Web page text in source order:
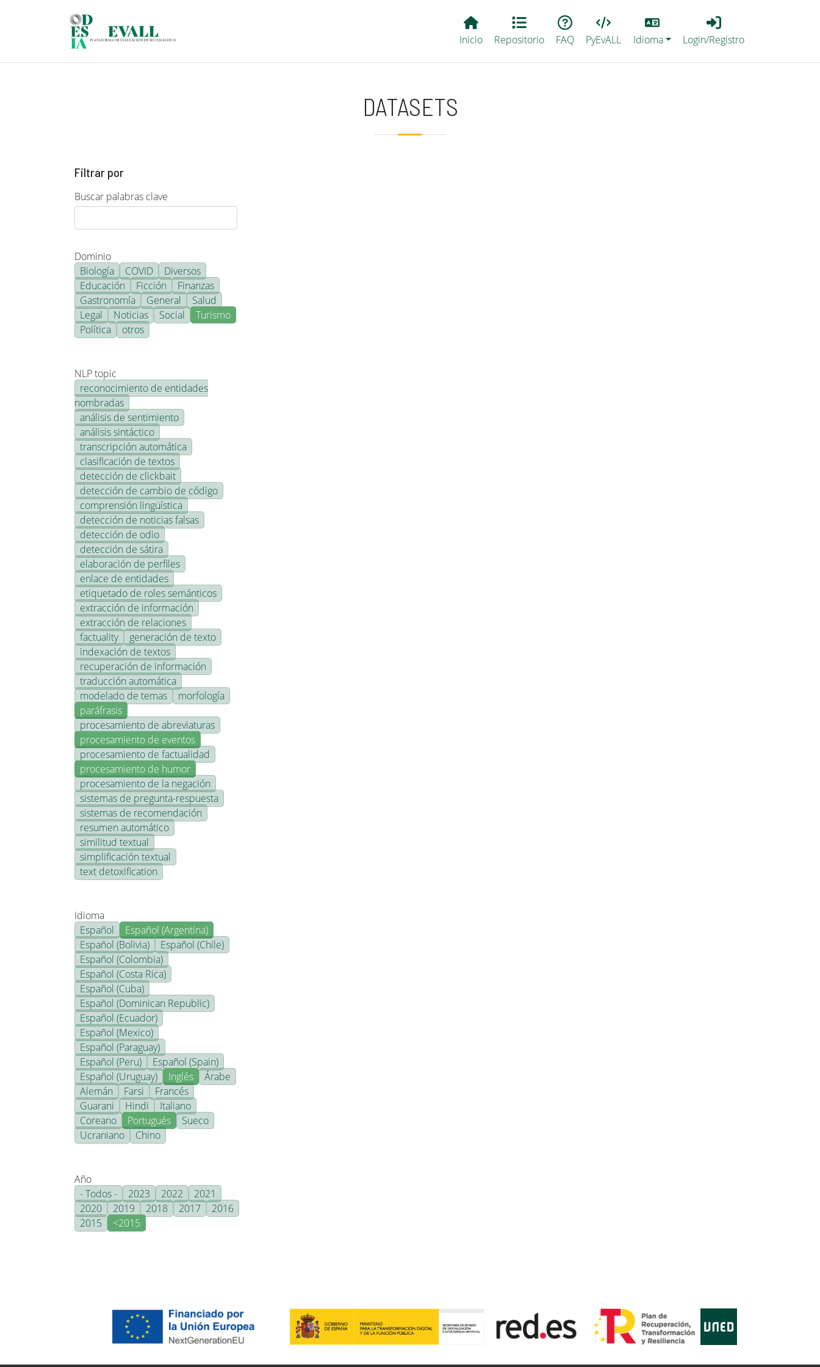
Main EvALL
Inicio Repositorio FAQ PyEvALL
Lang
Idioma
Login_Registro
Login/Registro
DATASETS
Filtrar por
Buscar palabras clave
Dominio
Biología
COVID
Diversos
Educación
Ficción
Finanzas
Gastronomía
General
Salud
Legal
Noticias Social
Turismo
Política
otros
NLP topic
reconocimiento de entidades
nombradas
análisis de sentimiento
análisis sintáctico
transcripción automática
clasificación de textos
detección de clickbait
detección de cambio de código
comprensión lingüística
detección de noticias falsas
detección de odio
detección de sátira
elaboración de perfiles
enlace de entidades
etiquetado de roles semánticos
extracción de información
extracción de relaciones
factuality
generación de texto
indexación de textos
recuperación de información
traducción automática
modelado de temas
morfología
paráfrasis
procesamiento de abreviaturas
procesamiento de eventos
procesamiento de factualidad
procesamiento de humor
procesamiento de la negación
sistemas de pregunta-respuesta
sistemas de recomendación
resumen automático
similitud textual
simplificación textual
text detoxification
Idioma
Español
Español (Argentina)
Español (Bolivia)
Español (Chile)
Español (Colombia)
Español (Costa Rica)
Español (Cuba)
Español (Dominican Republic)
Español (Ecuador)
Español (Mexico)
Español (Paraguay)
Español (Peru)
Español (Spain)
Español (Uruguay)
Inglés
Árabe
Alemán
Farsi
Francés
Guarani
Hindi
Italiano
Coreano
Portugués
Sueco
Ucraniano
Chino
Año
- Todos -
2023 2022
2021
2020
2019 2018 2017
2016
2015
<2015